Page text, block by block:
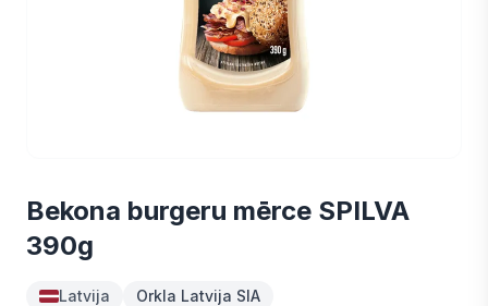
Bekona burgeru mērce SPILVA
390g
Latvija Orkla Latvija SIA